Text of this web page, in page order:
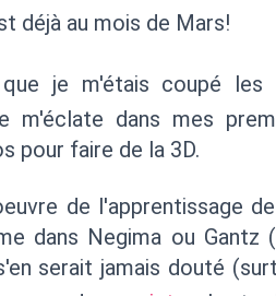
déjà au mois de Mars!
je m'étais coupé les
m'éclate dans mes
pour faire de la 3D.
de l'apprentissage
dans Negima ou Gantz
serait jamais douté